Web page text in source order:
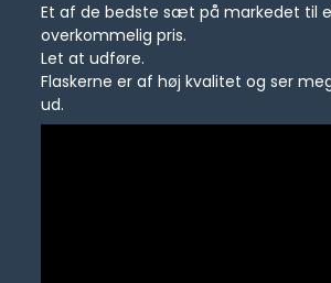
Et af de bedste sæt på markedet til
overkommelig pris.
Let at udføre.
Flaskerne er af høj kvalitet og ser
ud.